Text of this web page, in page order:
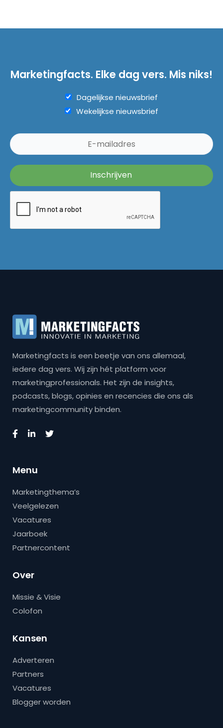
Marketingfacts. Elke dag vers. Mis niks!
Dagelijkse nieuwsbrief
Wekelijkse nieuwsbrief
Marketingfacts is een beetje van ons allemaal,
iedere dag vers. Wij zijn hét platform voor
marketingprofessionals. Het zijn de insights,
podcasts, blogs, opinies en recencies die ons als
marketingcommunity binden.
Menu
Marketingthema’s
Veelgelezen
Vacatures
Jaarboek
Partnercontent
Over
Missie & Visie
Colofon
Kansen
Adverteren
Partners
Vacatures
Blogger worden